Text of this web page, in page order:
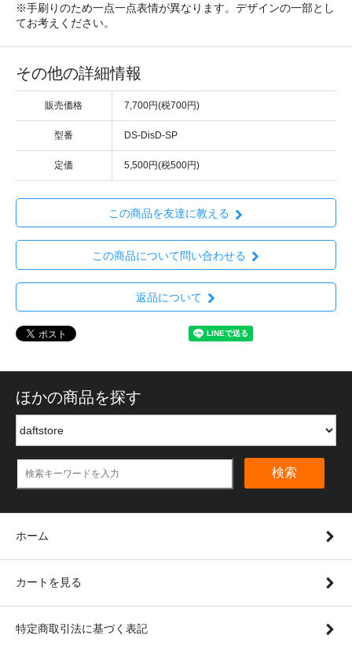
※手刷りのため一点一点表情が異なります。デザインの一部とし
てお考えください。
その他の詳細情報
販売価格 7,700円(税700円)
型番 DS-DisD-SP
定価 5,500円(税500円)
この商品を友達に教える
この商品について問い合わせる
返品について
ほかの商品を探す
検索
ホーム
カートを見る
特定商取引法に基づく表記